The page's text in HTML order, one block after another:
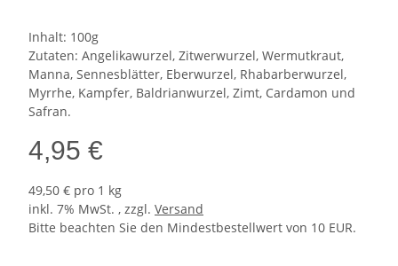
Inhalt: 100g
Zutaten: Angelikawurzel, Zitwerwurzel, Wermutkraut,
Manna, Sennesblätter, Eberwurzel, Rhabarberwurzel,
Myrrhe, Kampfer, Baldrianwurzel, Zimt, Cardamon und
Safran.
4,95 €
49,50 € pro 1 kg
inkl. 7% MwSt. , zzgl. Versand
Bitte beachten Sie den Mindestbestellwert von 10 EUR.